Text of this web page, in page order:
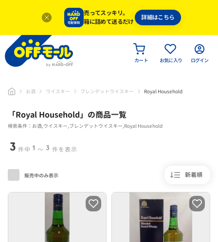
売ってスッキリ。
箱に詰めて送るだけ
詳細はこちら
カート お気に入り ログイン
お酒 ウイスキー ブレンデットウイスキー Royal Household
「Royal Household」 の商品一覧
検索条件：お酒,ウイスキー,ブレンデットウイスキー,Royal Household
3 件中 1 〜 3 件を表示
新着順
販売中のみ表示